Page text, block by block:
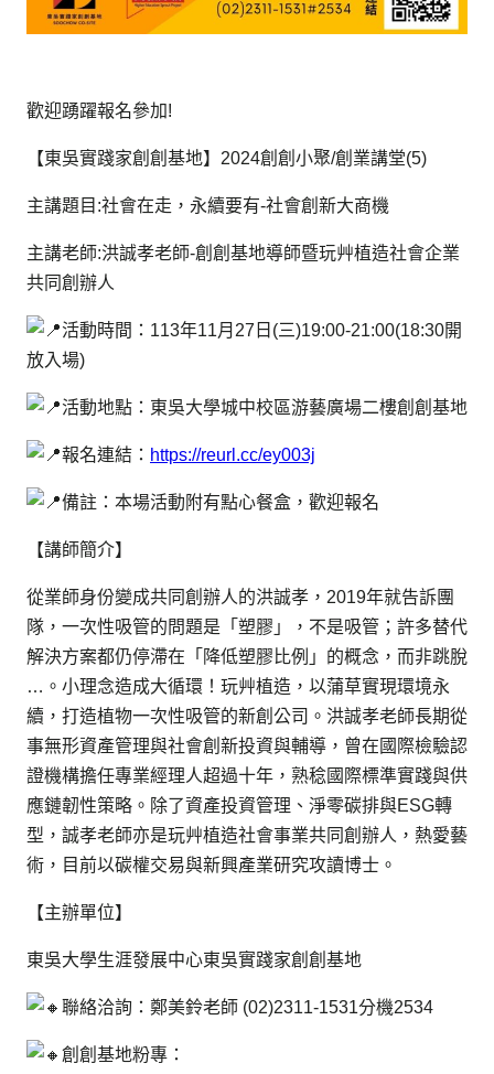
歡迎踴躍報名參加!
【東吳實踐家創創基地】2024創創小聚/創業講堂(5)
主講題目:社會在走，永續要有-社會創新大商機
主講老師:洪誠孝老師-創創基地導師暨玩艸植造社會企業
共同創辦人
活動時間：113年11月27日(三)19:00-21:00(18:30開
放入場)
活動地點：東吳大學城中校區游藝廣場二樓創創基地
報名連結： https://reurl.cc/ey003j
備註：本場活動附有點心餐盒，歡迎報名
【講師簡介】
從業師身份變成共同創辦人的洪誠孝，2019年就告訴團
隊，一次性吸管的問題是「塑膠」，不是吸管；許多替代
解決方案都仍停滯在「降低塑膠比例」的概念，而非跳脫
…。小理念造成大循環！玩艸植造，以蒲草實現環境永
續，打造植物一次性吸管的新創公司。洪誠孝老師長期從
事無形資產管理與社會創新投資與輔導，曾在國際檢驗認
證機構擔任專業經理人超過十年，熟稔國際標準實踐與供
應鏈韌性策略。除了資產投資管理、淨零碳排與ESG轉
型，誠孝老師亦是玩艸植造社會事業共同創辦人，熱愛藝
術，目前以碳權交易與新興產業研究攻讀博士。
【主辦單位】
東吳大學生涯發展中心東吳實踐家創創基地
聯絡洽詢：鄭美鈴老師 (02)2311-1531分機2534
創創基地粉專：